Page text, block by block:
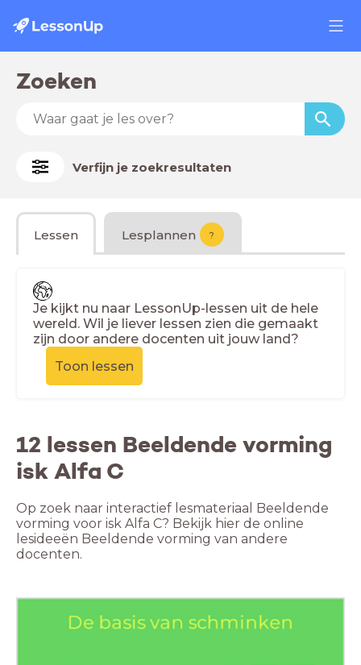
Zoeken
Verfijn je zoekresultaten
Lessen Lesplannen ?
Je kijkt nu naar LessonUp-lessen uit de hele
wereld. Wil je liever lessen zien die gemaakt
zijn door andere docenten uit jouw land?
Toon lessen
12 lessen Beeldende vorming
isk Alfa C
Op zoek naar interactief lesmateriaal Beeldende
vorming voor isk Alfa C? Bekijk hier de online
lesideeën Beeldende vorming van andere
docenten.